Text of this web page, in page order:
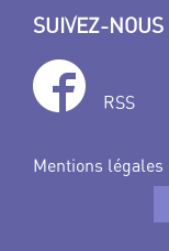
SUIVEZ-NOUS
RSS
Mentions légales